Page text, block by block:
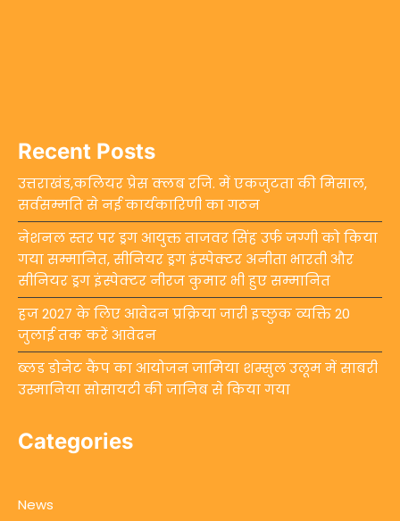
Recent Posts
उत्तराखंड,कलियर प्रेस क्लब रजि. में एकजुटता की मिसाल,
सर्वसम्मति से नई कार्यकारिणी का गठन
नेशनल स्तर पर ड्रग आयुक्त ताजवर सिंह उर्फ जग्गी को किया
गया सम्मानित, सीनियर ड्रग इंस्पेक्टर अनीता भारती और
सीनियर ड्रग इंस्पेक्टर नीरज कुमार भी हुए सम्मानित
हज 2027 के लिए आवेदन प्रक्रिया जारी इच्छुक व्यक्ति 20
जुलाई तक करें आवेदन
ब्लड डोनेट कैंप का आयोजन जामिया शम्सुल उलूम में साबरी
उस्मानिया सोसायटी की जानिब से किया गया
Categories
News